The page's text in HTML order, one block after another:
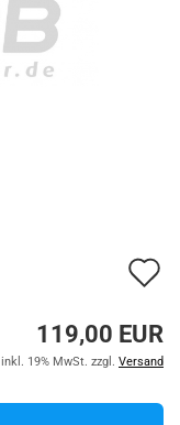
119,00 EUR
inkl. 19% MwSt. zzgl. Versand